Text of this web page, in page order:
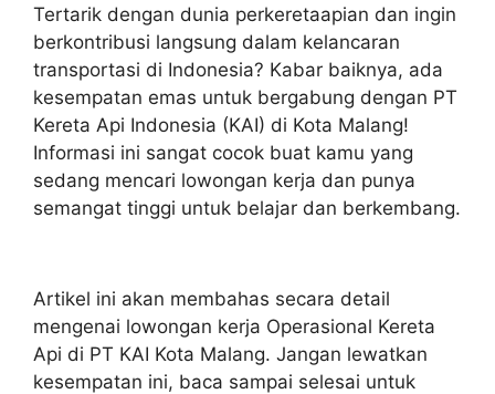
Tertarik dengan dunia perkeretaapian dan ingin
berkontribusi langsung dalam kelancaran
transportasi di Indonesia? Kabar baiknya, ada
kesempatan emas untuk bergabung dengan PT
Kereta Api Indonesia (KAI) di Kota Malang!
Informasi ini sangat cocok buat kamu yang
sedang mencari lowongan kerja dan punya
semangat tinggi untuk belajar dan berkembang.
Artikel ini akan membahas secara detail
mengenai lowongan kerja Operasional Kereta
Api di PT KAI Kota Malang. Jangan lewatkan
kesempatan ini, baca sampai selesai untuk